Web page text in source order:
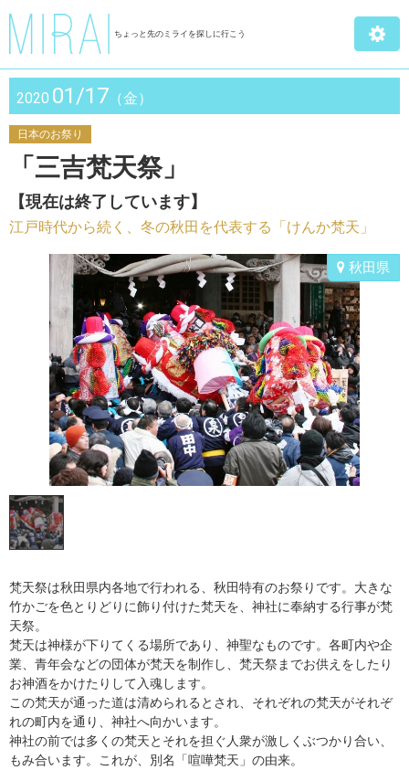
ちょっと先のミライを探しに行こう
2020 01/17 （金）
日本のお祭り
「三吉梵天祭」
【現在は終了しています】
江戸時代から続く、冬の秋田を代表する「けんか梵天」
秋田県
梵天祭は秋田県内各地で行われる、秋田特有のお祭りです。大きな
竹かごを色とりどりに飾り付けた梵天を、神社に奉納する行事が梵
天祭。
梵天は神様が下りてくる場所であり、神聖なものです。各町内や企
業、青年会などの団体が梵天を制作し、梵天祭までお供えをしたり
お神酒をかけたりして入魂します。
この梵天が通った道は清められるとされ、それぞれの梵天がそれぞ
れの町内を通り、神社へ向かいます。
神社の前では多くの梵天とそれを担ぐ人衆が激しくぶつかり合い、
もみ合います。これが、別名「喧嘩梵天」の由来。